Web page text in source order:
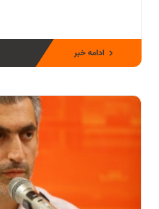
ادامه خبر